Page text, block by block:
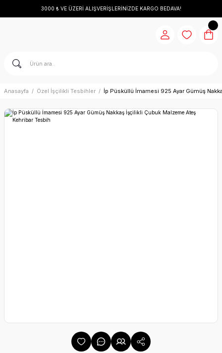
3000 ₺ VE ÜZERİ ALIŞVERİŞLERİNİZDE KARGO BEDAVA!
Anasayfa Özel İşçilikli Tesbihler İp Püsküllü İmamesi 925 Ayar Gümüş